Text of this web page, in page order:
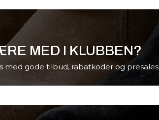
MED I KLUBBEN?
med gode tilbud, rabatkoder og presales